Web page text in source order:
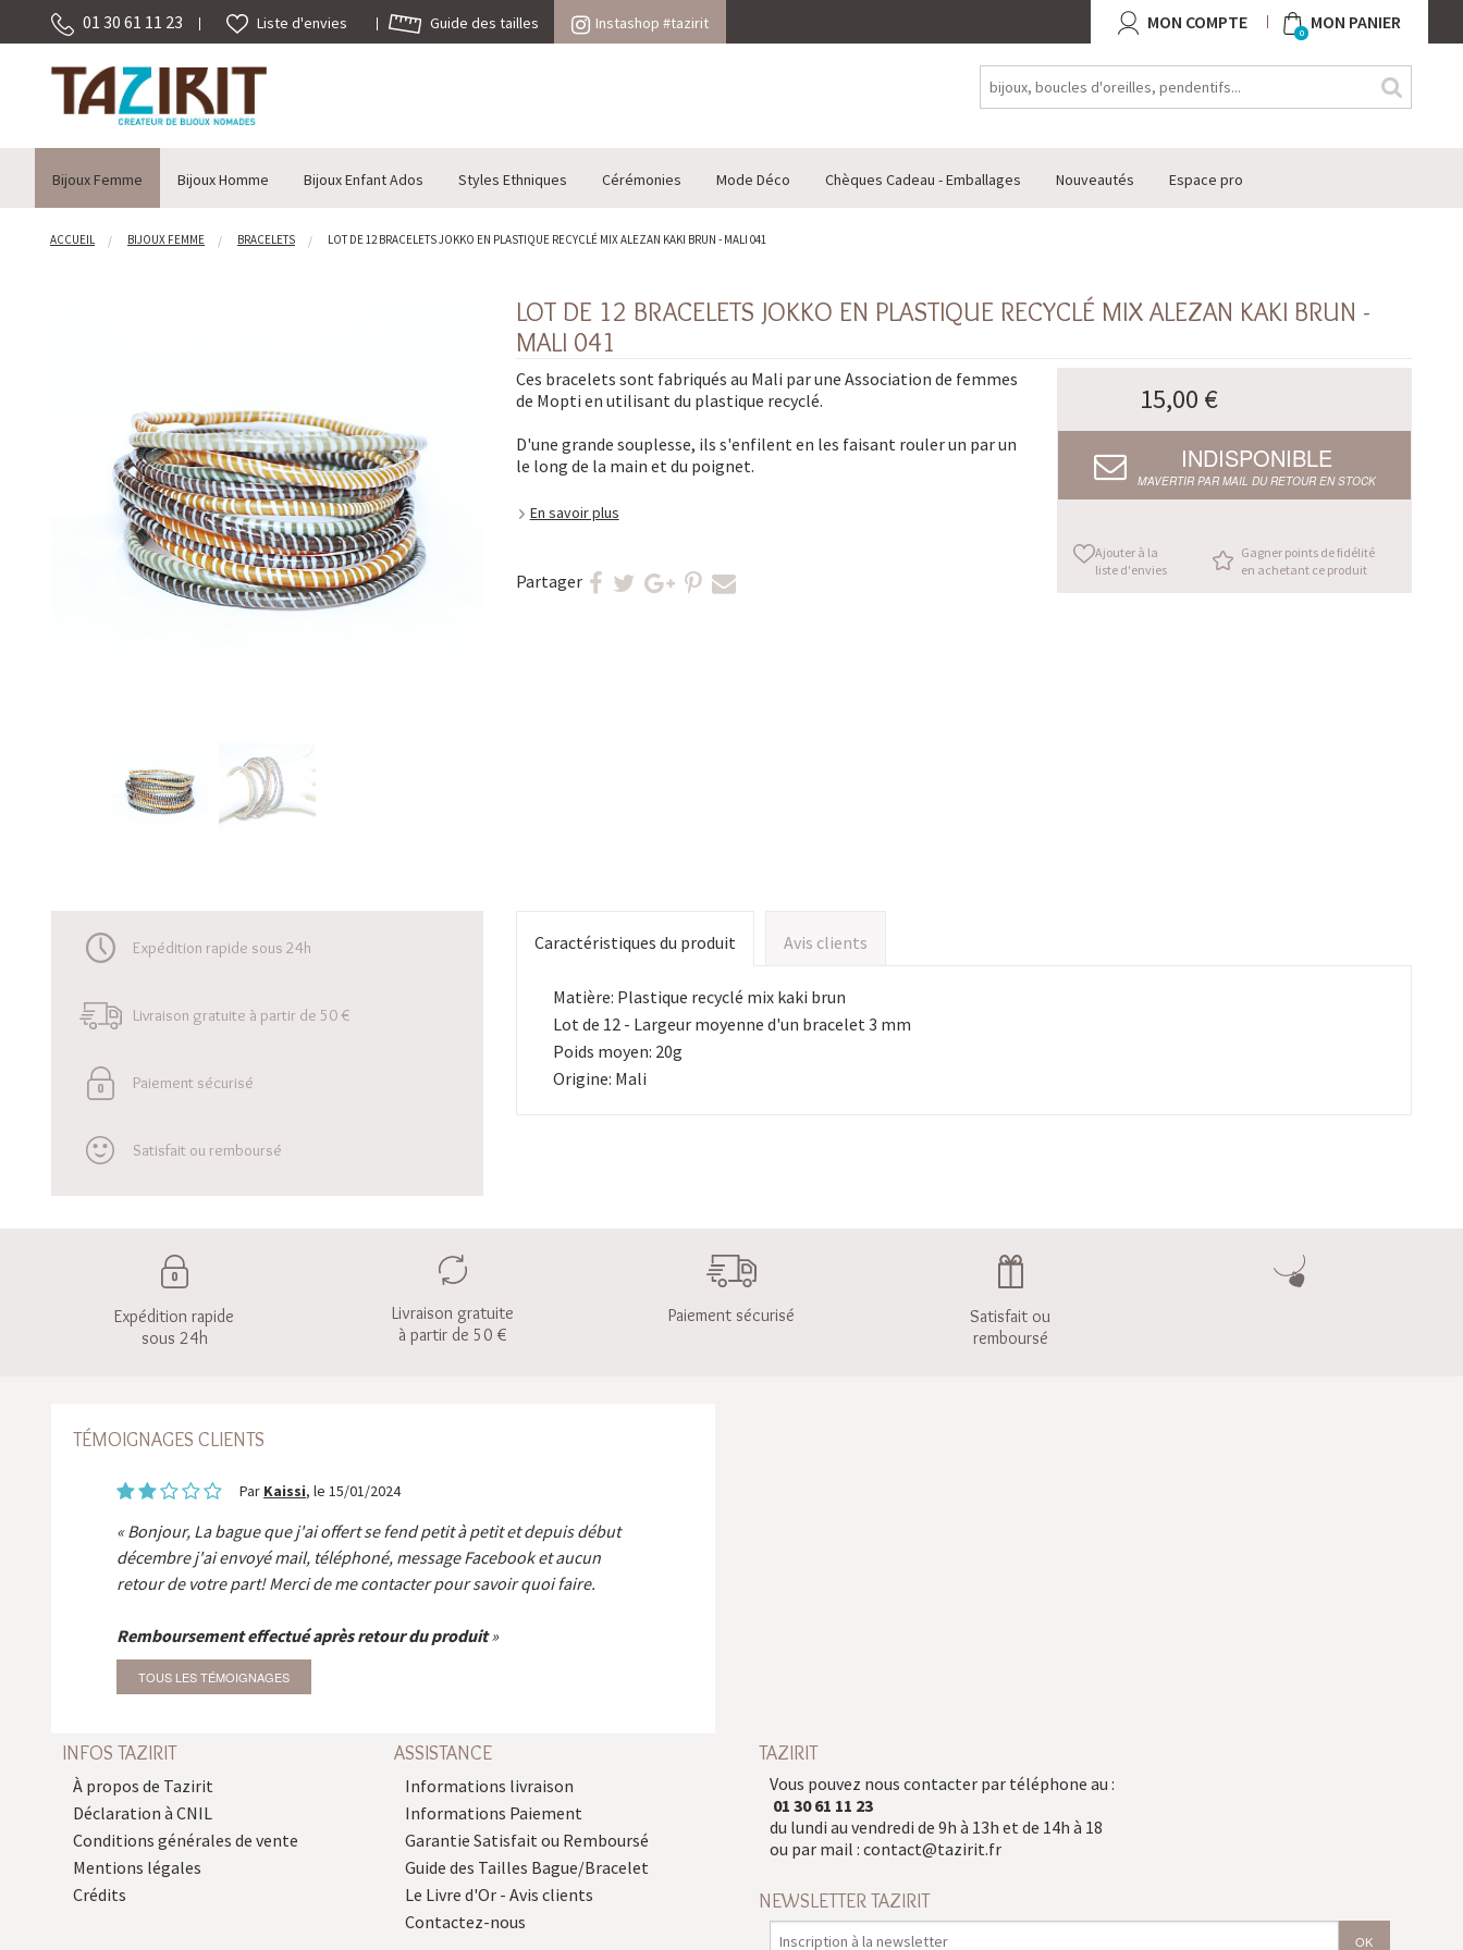
01 30 61 11 23 Liste d'envies Guide des tailles Instashop #tazirit MON COMPTE 0 MON PANIER
Bijoux Femme Bijoux Homme Bijoux Enfant Ados Styles Ethniques Cérémonies Mode Déco Chèques Cadeau - Emballages Nouveautés Espace pro
ACCUEIL BIJOUX FEMME BRACELETS LOT DE 12 BRACELETS JOKKO EN PLASTIQUE RECYCLÉ MIX ALEZAN KAKI BRUN - MALI 041
LOT DE 12 BRACELETS JOKKO EN PLASTIQUE RECYCLÉ MIX ALEZAN KAKI BRUN -
MALI 041
Ces bracelets sont fabriqués au Mali par une Association de femmes
de Mopti en utilisant du plastique recyclé.
D'une grande souplesse, ils s'enfilent en les faisant rouler un par un
le long de la main et du poignet.
En savoir plus
Partager
15,00 €
INDISPONIBLE
M’AVERTIR PAR MAIL DU RETOUR EN STOCK
Ajouter à la
liste d'envies
Gagner points de fidélité
en achetant ce produit
Expédition rapide sous 24h
Livraison gratuite à partir de 50 €
Paiement sécurisé
Satisfait ou remboursé
Caractéristiques du produit Avis clients
Matière: Plastique recyclé mix kaki brun
Lot de 12 - Largeur moyenne d'un bracelet 3 mm
Poids moyen: 20g
Origine: Mali
Expédition rapide
sous 24h
Livraison gratuite
à partir de 50 €
Paiement sécurisé
Satisfait ou
remboursé
TÉMOIGNAGES CLIENTS
Par Kaissi, le 15/01/2024
Bonjour, La bague que j'ai offert se fend petit à petit et depuis début
décembre j'ai envoyé mail, téléphoné, message Facebook et aucun
retour de votre part! Merci de me contacter pour savoir quoi faire.
Remboursement effectué après retour du produit
TOUS LES TÉMOIGNAGES
INFOS TAZIRIT
À propos de Tazirit
Déclaration à CNIL
Conditions générales de vente
Mentions légales
Crédits
ASSISTANCE
Informations livraison
Informations Paiement
Garantie Satisfait ou Remboursé
Guide des Tailles Bague/Bracelet
Le Livre d'Or - Avis clients
Contactez-nous
TAZIRIT
Vous pouvez nous contacter par téléphone au :
01 30 61 11 23
du lundi au vendredi de 9h à 13h et de 14h à 18
ou par mail : contact@tazirit.fr
NEWSLETTER TAZIRIT